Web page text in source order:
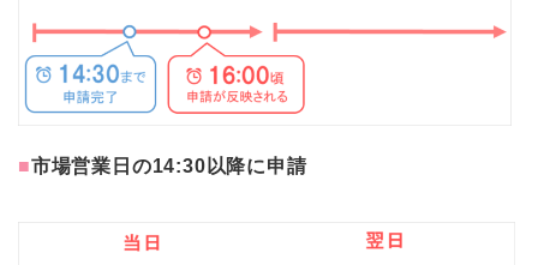
■市場営業日の14:30以降に申請